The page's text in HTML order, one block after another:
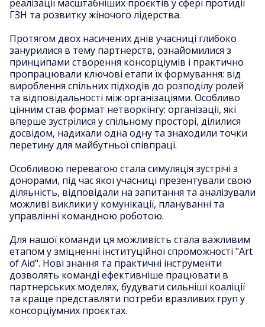
реалізації масштабніших проєктів у сфері протидії
ГЗН та розвитку жіночого лідерства.
Протягом двох насичених днів учасниці глибоко
занурилися в тему партнерств, ознайомилися з
принципами створення консорціумів і практично
пропрацювали ключові етапи їх формування: від
вироблення спільних підходів до розподілу ролей
та відповідальності між організаціями. Особливо
цінним став формат нетворкінгу: організації, які
вперше зустрілися у спільному просторі, ділилися
досвідом, надихали одна одну та знаходили точки
перетину для майбутньої співпраці.
Особливою перевагою стала симуляція зустрічі з
донорами, під час якої учасниці презентували свою
діляьність, відповідали на запитання та аналізували
можливі виклики у комунікації, плануванні та
управлінні командною роботою.
Для нашої команди ця можливість стала важливим
етапом у зміцненні інституційної спроможності "Art
of Aid". Нові знання та практичні інструменти
дозволять команді ефективніше працювати в
партнерських моделях, будувати сильніші коаліції
та краще представляти потреби вразливих груп у
консорціумних проєктах.